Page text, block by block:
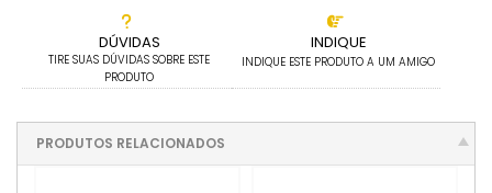
DÚVIDAS
TIRE SUAS DÚVIDAS SOBRE ESTE
PRODUTO
INDIQUE
INDIQUE ESTE PRODUTO A UM AMIGO
PRODUTOS RELACIONADOS